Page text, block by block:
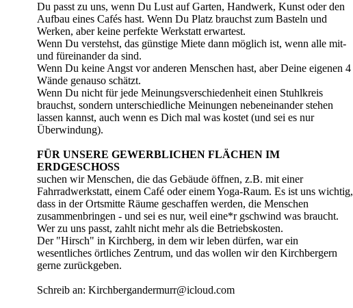
Du passt zu uns, wenn Du Lust auf Garten, Handwerk, Kunst oder den
Aufbau eines Cafés hast. Wenn Du Platz brauchst zum Basteln und
Werken, aber keine perfekte Werkstatt erwartest.
Wenn Du verstehst, das günstige Miete dann möglich ist, wenn alle mit-
und füreinander da sind.
Wenn Du keine Angst vor anderen Menschen hast, aber Deine eigenen 4
Wände genauso schätzt.
Wenn Du nicht für jede Meinungsverschiedenheit einen Stuhlkreis
brauchst, sondern unterschiedliche Meinungen nebeneinander stehen
lassen kannst, auch wenn es Dich mal was kostet (und sei es nur
Überwindung).
FÜR UNSERE GEWERBLICHEN FLÄCHEN IM
ERDGESCHOSS
suchen wir Menschen, die das Gebäude öffnen, z.B. mit einer
Fahrradwerkstatt, einem Café oder einem Yoga-Raum. Es ist uns wichtig,
dass in der Ortsmitte Räume geschaffen werden, die Menschen
zusammenbringen - und sei es nur, weil eine*r gschwind was braucht.
Wer zu uns passt, zahlt nicht mehr als die Betriebskosten.
Der "Hirsch" in Kirchberg, in dem wir leben dürfen, war ein
wesentliches örtliches Zentrum, und das wollen wir den Kirchbergern
gerne zurückgeben.
Schreib an: Kirchbergandermurr@icloud.com